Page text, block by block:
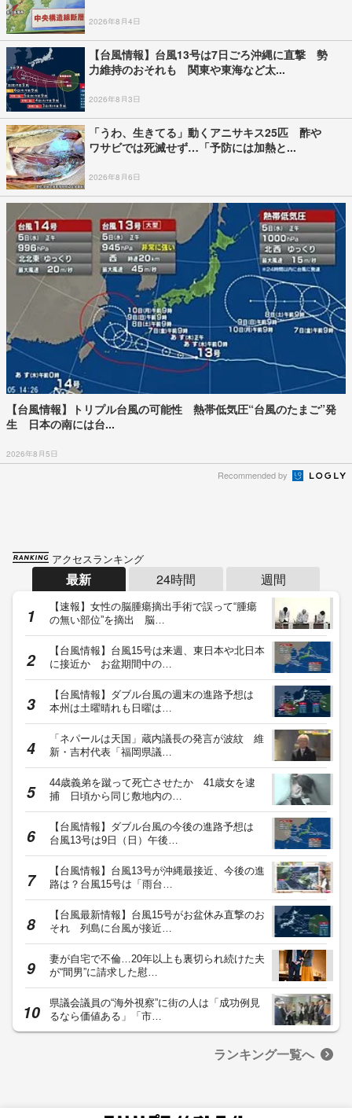
2026年8月4日
【台風情報】台風13号は7日ごろ沖縄に直撃 勢
力維持のおそれも 関東や東海など太...
2026年8月3日
「うわ、生きてる」動くアニサキス25匹 酢や
ワサビでは死滅せず…「予防には加熱と...
2026年8月6日
【台風情報】トリプル台風の可能性 熱帯低気圧“台風のたまご”発
生 日本の南には台...
2026年8月5日
Recommended by
アクセスランキング
最新 24時間 週間
【速報】女性の脳腫瘍摘出手術で誤って“腫瘍
の無い部位”を摘出 脳…
【台風情報】台風15号は来週、東日本や北日本
に接近か お盆期間中の…
【台風情報】ダブル台風の週末の進路予想は
本州は土曜晴れも日曜は…
「ネパールは天国」蔵内議長の発言が波紋 維
新・吉村代表「福岡県議…
44歳義弟を蹴って死亡させたか 41歳女を逮
捕 日頃から同じ敷地内の…
【台風情報】ダブル台風の今後の進路予想は
台風13号は9日（日）午後…
【台風情報】台風13号が沖縄最接近、今後の進
路は？台風15号は「雨台…
【台風最新情報】台風15号がお盆休み直撃のお
それ 列島に台風が接近…
妻が自宅で不倫…20年以上も裏切られ続けた夫
が“間男”に請求した慰…
県議会議員の“海外視察”に街の人は「成功例見
るなら価値ある」「市…
ランキング一覧へ